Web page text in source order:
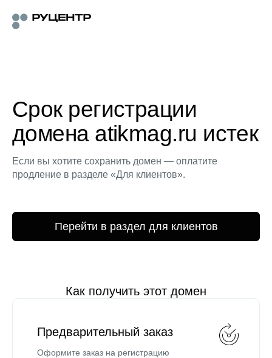
Срок регистрации
домена atikmag.ru истек
Если вы хотите сохранить домен — оплатите
продление в разделе «Для клиентов».
Перейти в раздел для клиентов
Как получить этот домен
Предварительный заказ
Оформите заказ на регистрацию